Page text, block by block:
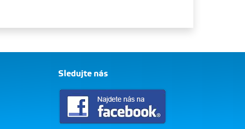
Sledujte nás